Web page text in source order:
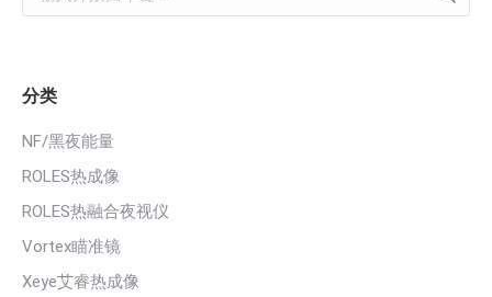
分类
NF/黑夜能量
ROLES热成像
ROLES热融合夜视仪
Vortex瞄准镜
Xeye艾睿热成像